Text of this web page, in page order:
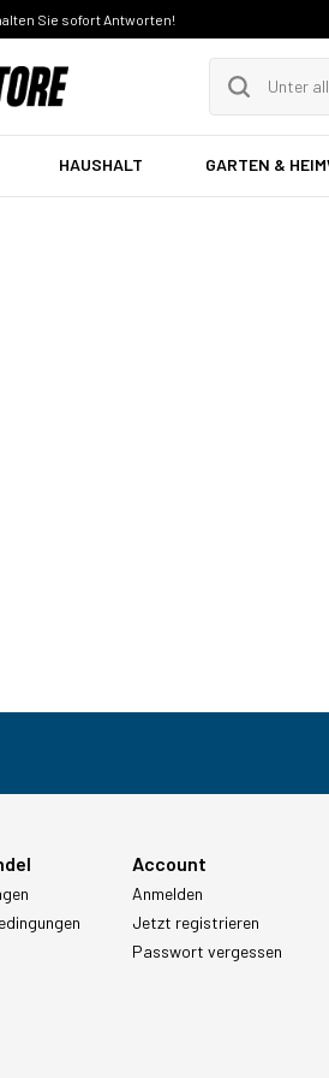
Sie sofort Antworten!
HAUSHALT GARTEN &
Account
Anmelden
Jetzt registrieren
Passwort vergessen